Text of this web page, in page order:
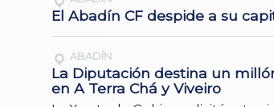
El Abadín CF despide a su
ABADÍN
La Diputación destina un
en A Terra Chá y Viveiro